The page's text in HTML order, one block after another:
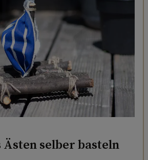
Ästen selber basteln